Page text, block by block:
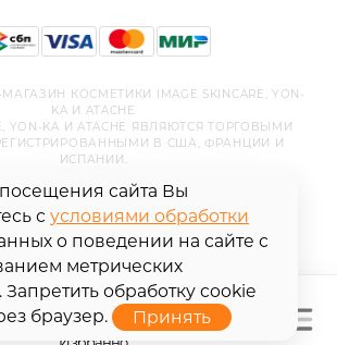
КОСМЕТИКИ IMAGE SKINCARE, YON-
KA И ATACHE
YON-KA И ATACHE ЯВЛЯЮТСЯ ТОРГОВЫМИ
В США, ФРАНЦИИ И
ИСПАНИИ.
сайта Вы
с условиями обработки
о поведении на сайте с
метрических
обработку cookie
браузер.